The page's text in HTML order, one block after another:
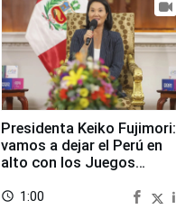
Presidenta Keiko Fujimori:
vamos a dejar el Perú en
alto con los Juegos
access_time 1:00